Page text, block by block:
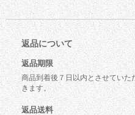
返品について
返品期限
商品到着後７日以内とさせていた
きます。
返品送料